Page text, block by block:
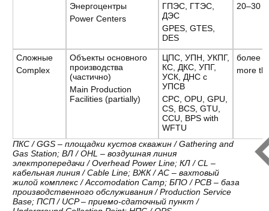
Энергоцентры
Power Centers
ГПЭС, ГТЭС,
ДЭС
GPES, GTES,
DES
20–30
Сложные
Complex
Объекты основного
производства
(частично)
Main Production
Facilities (partially)
ЦПС, УПН, УКПГ,
КС, ДКС, УПГ,
УСК, ДНС с
УПСВ
CPC, OPU, GPU,
CS, BCS, GTU,
CCU, BPS with
WFTU
более
more
ПКС / GGS – площадки кустов скважин / Gathering and
Gas Station; ВЛ / OHL – воздушная линия
электропередачи / Overhead Power Line; КЛ / CL –
кабельная линия / Cable Line; ВЖК / AC – вахтовый
жилой комплекс / Accomodation Camp; БПО / PCB – база
производственного обслуживания / Production Service
Base; ПСП / UCP – приемо-сдаточный пункт /